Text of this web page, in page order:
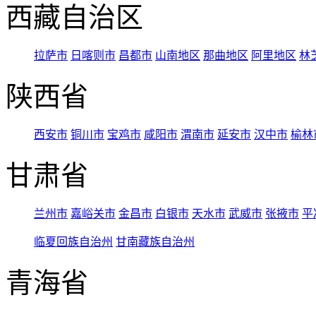
西藏自治区
拉萨市 日喀则市 昌都市 山南地区 那曲地区 阿里地区 林
陕西省
西安市 铜川市 宝鸡市 咸阳市 渭南市 延安市 汉中市 榆林
甘肃省
兰州市 嘉峪关市 金昌市 白银市 天水市 武威市 张掖市 平
临夏回族自治州 甘南藏族自治州
青海省